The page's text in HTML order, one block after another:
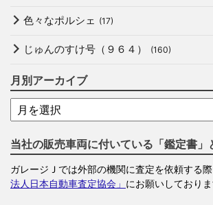
色々なポルシェ (17)
じゅんのすけ号（９６４） (160)
月別アーカイブ
当社の販売車両に付いている「鑑定書」
ガレージＪでは外部の機関に査定を依頼する際
法人日本自動車査定協会」 にお願いしておりま